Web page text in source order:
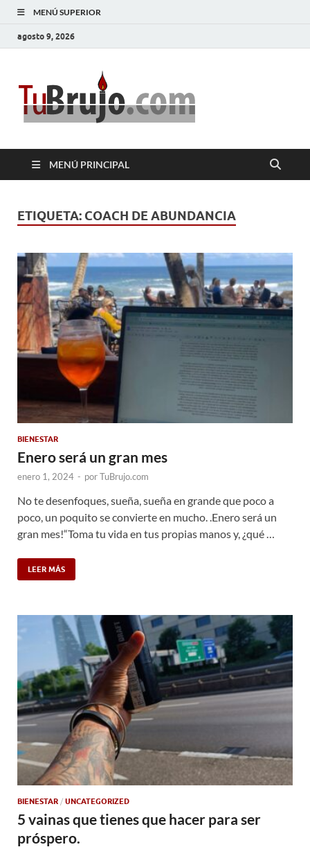
MENÚ SUPERIOR
agosto 9, 2026
MENÚ PRINCIPAL
ETIQUETA: COACH DE ABUNDANCIA
BIENESTAR
Enero será un gran mes
enero 1, 2024 - porTuBrujo.com
No te desenfoques, sueña, sueña en grande que poco a
poco, un poquito se convierte en mucho. .Enero será un
gran mes!“Toma tu vida en tus propias manos y, ¿qué …
LEER MÁS
BIENESTAR / UNCATEGORIZED
5 vainas que tienes que hacer para ser
próspero.